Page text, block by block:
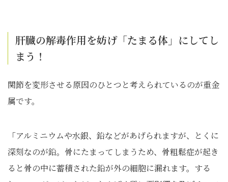
肝臓の解毒作用を妨げ「たまる体」にしてし
まう！
関節を変形させる原因のひとつと考えられているのが重金
属です。
「アルミニウムや水銀、鉛などがあげられますが、とくに
深刻なのが鉛。骨にたまってしまうため、骨粗鬆症が起き
ると骨の中に蓄積された鉛が外の細胞に漏れます。する